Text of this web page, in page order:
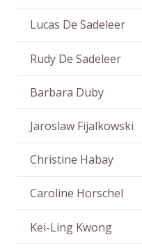
Lucas De Sadeleer
Rudy De Sadeleer
Barbara Duby
Jaroslaw Fijalkowski
Christine Habay
Caroline Horschel
Kei-Ling Kwong